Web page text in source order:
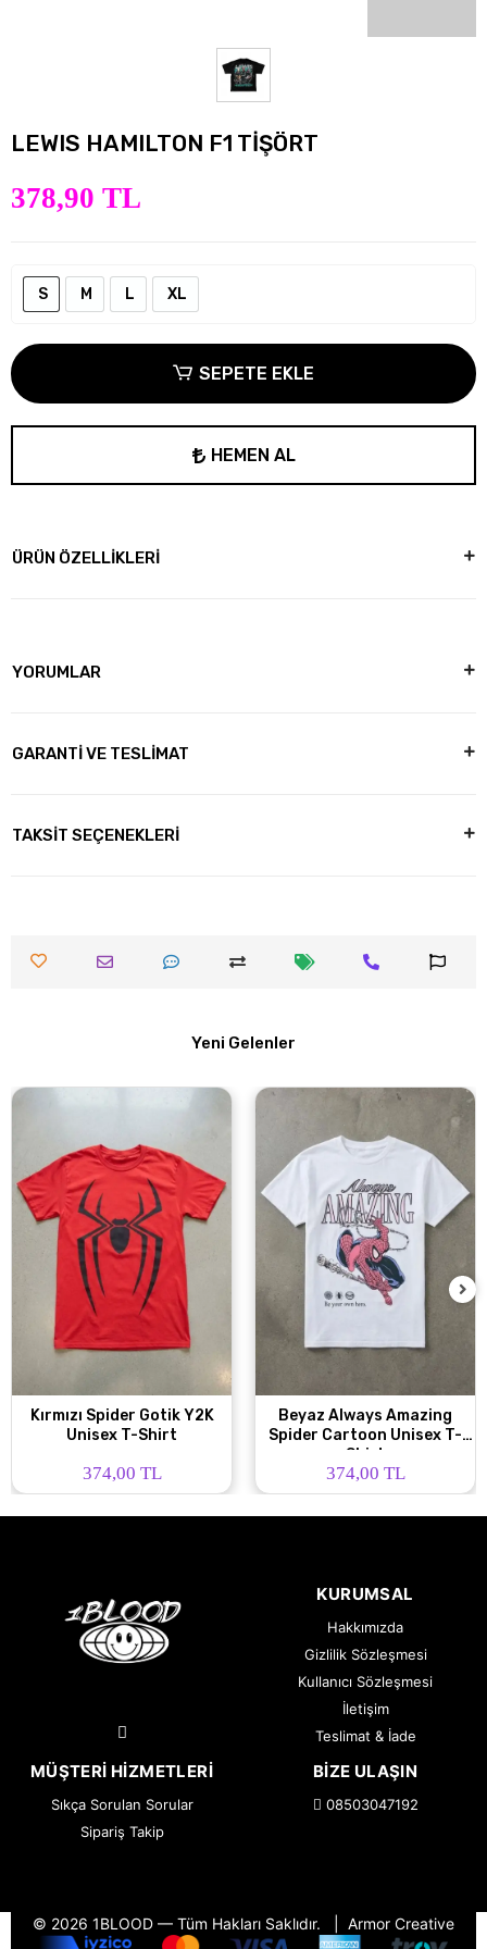
LEWIS HAMILTON F1 TİŞÖRT
378,90 TL
S M L XL
SEPETE EKLE
HEMEN AL
ÜRÜN ÖZELLİKLERİ
YORUMLAR
GARANTİ VE TESLİMAT
TAKSİT SEÇENEKLERİ
Yeni Gelenler
Kırmızı Spider Gotik Y2K
Unisex T-Shirt
374,00 TL
Beyaz Always Amazing
Spider Cartoon Unisex T-
Shirt
374,00 TL
KURUMSAL
Hakkımızda
Gizlilik Sözleşmesi
Kullanıcı Sözleşmesi
İletişim
Teslimat & İade
MÜŞTERI HIZMETLERI
Sıkça Sorulan Sorular
Sipariş Takip
BIZE ULAŞIN
08503047192
© 2026 1BLOOD — Tüm Hakları Saklıdır. Armor Creative